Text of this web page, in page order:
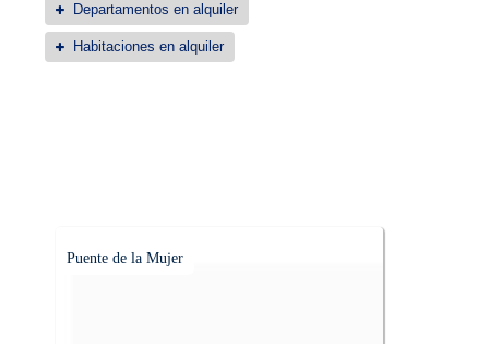
Departamentos en alquiler
Habitaciones en alquiler
Puente de la Mujer